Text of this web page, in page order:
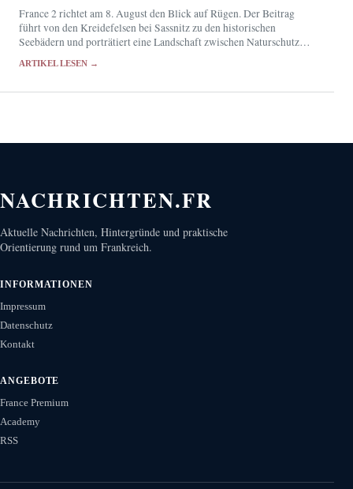
France 2 richtet am 8. August den Blick auf Rügen. Der Beitrag
führt von den Kreidefelsen bei Sassnitz zu den historischen
Seebädern und porträtiert eine Landschaft zwischen Naturschutz
ARTIKEL LESEN →
NACHRICHTEN.FR
Aktuelle Nachrichten, Hintergründe und praktische
Orientierung rund um Frankreich.
INFORMATIONEN
Impressum
Datenschutz
Kontakt
ANGEBOTE
France Premium
Academy
RSS